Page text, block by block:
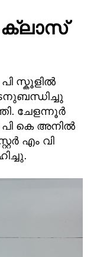
സ്കൂളിൽ
ചേളന്നൂർ
പി കെ അനിൽ
എം വി